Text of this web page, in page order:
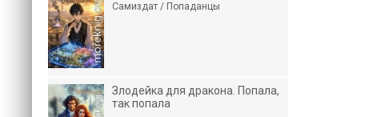
Самиздат / Попаданцы
Злодейка для дракона. Попала,
так попала